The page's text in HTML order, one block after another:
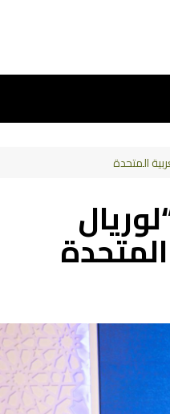
المتحدة